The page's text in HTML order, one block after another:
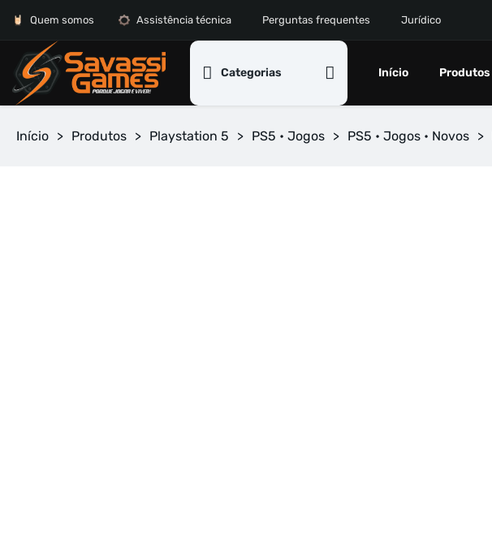
Quem somos Assistência técnica Perguntas frequentes Jurídico
Categorias Início Produtos
Início > Produtos > Playstation 5 > PS5 • Jogos > PS5 • Jogos • Novos >